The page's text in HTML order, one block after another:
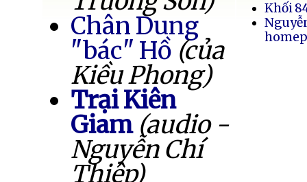
Chân Dung
"bác" Hồ (của
Kiều Phong)
Trại Kiên
Giam (audio -
Nguyễn Chí
Thiệp)
Khối